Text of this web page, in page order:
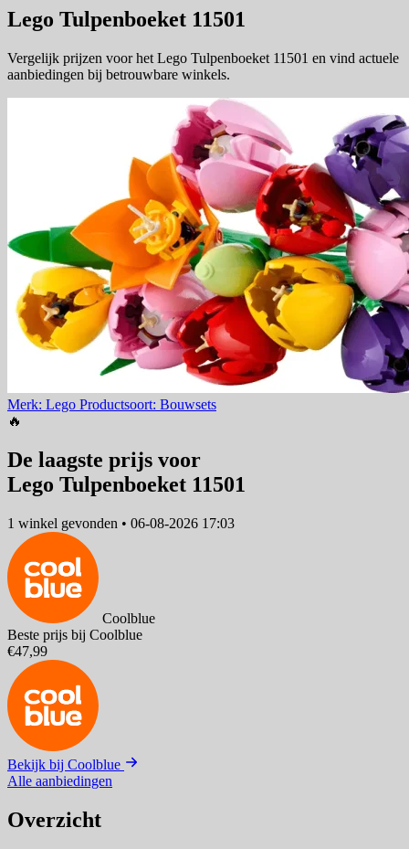
Lego Tulpenboeket 11501
Vergelijk prijzen voor het Lego Tulpenboeket 11501 en vind actuele
aanbiedingen bij betrouwbare winkels.
Merk: Lego Productsoort: Bouwsets
🔥
De laagste prijs voor
Lego Tulpenboeket 11501
1 winkel gevonden • 06-08-2026 17:03
Coolblue
Beste prijs bij Coolblue
€47,99
Bekijk bij Coolblue
Alle aanbiedingen
Overzicht